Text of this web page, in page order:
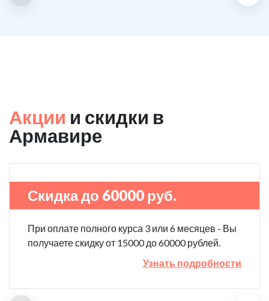
Акции и скидки в
Армавире
Скидка до 60000 руб.
При оплате полного курса 3 или 6 месяцев - Вы
получаете скидку от 15000 до 60000 рублей.
Узнать подробности